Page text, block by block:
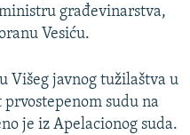
građevinarstva,
Vesiću.
Višeg javnog tužilaštva u
sudu na
je iz Apelacionog suda.